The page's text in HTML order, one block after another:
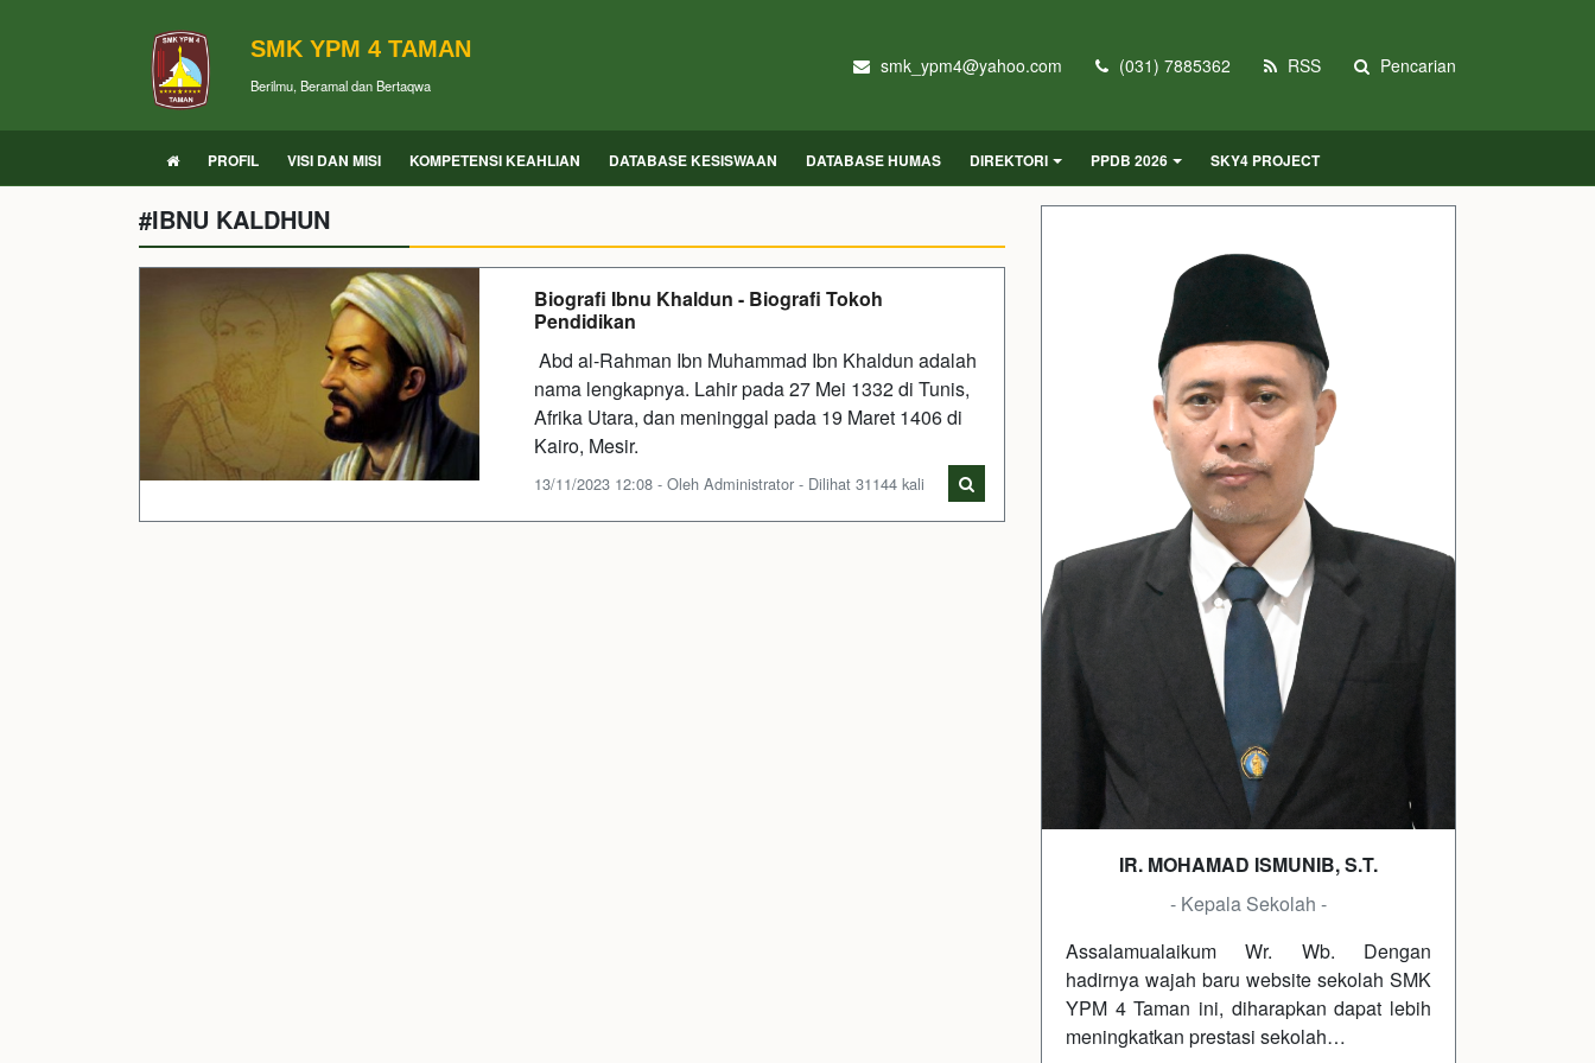
SMK YPM 4 TAMAN
Berilmu, Beramal dan Bertaqwa
smk_ypm4@yahoo.com (031) 7885362 RSS Pencarian
PROFIL VISI DAN MISI KOMPETENSI KEAHLIAN DATABASE KESISWAAN DATABASE HUMAS DIREKTORI PPDB 2026 SKY4 PROJECT
#IBNU KALDHUN
Biografi Ibnu Khaldun - Biografi Tokoh
Pendidikan
Abd al-Rahman Ibn Muhammad Ibn Khaldun adalah
nama lengkapnya. Lahir pada 27 Mei 1332 di Tunis,
Afrika Utara, dan meninggal pada 19 Maret 1406 di
Kairo, Mesir.
13/11/2023 12:08 - Oleh Administrator - Dilihat 31144 kali
IR. MOHAMAD ISMUNIB, S.T.
- Kepala Sekolah -
Assalamualaikum Wr. Wb. Dengan
hadirnya wajah baru website sekolah SMK
YPM 4 Taman ini, diharapkan dapat lebih
meningkatkan prestasi sekolah…